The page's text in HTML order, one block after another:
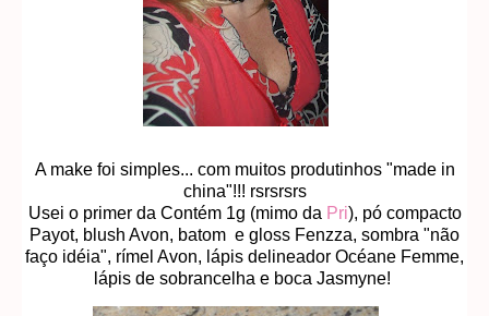
A make foi simples... com muitos produtinhos "made in
china"!!! rsrsrsrs
Usei o primer da Contém 1g (mimo da Pri), pó compacto
Payot, blush Avon, batom e gloss Fenzza, sombra "não
faço idéia", rímel Avon, lápis delineador Océane Femme,
lápis de sobrancelha e boca Jasmyne!